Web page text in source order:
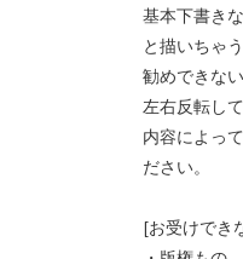
基本下書き
と描いちゃ
勧めできな
左右反転し
内容によっ
ださい。
[お受けでき